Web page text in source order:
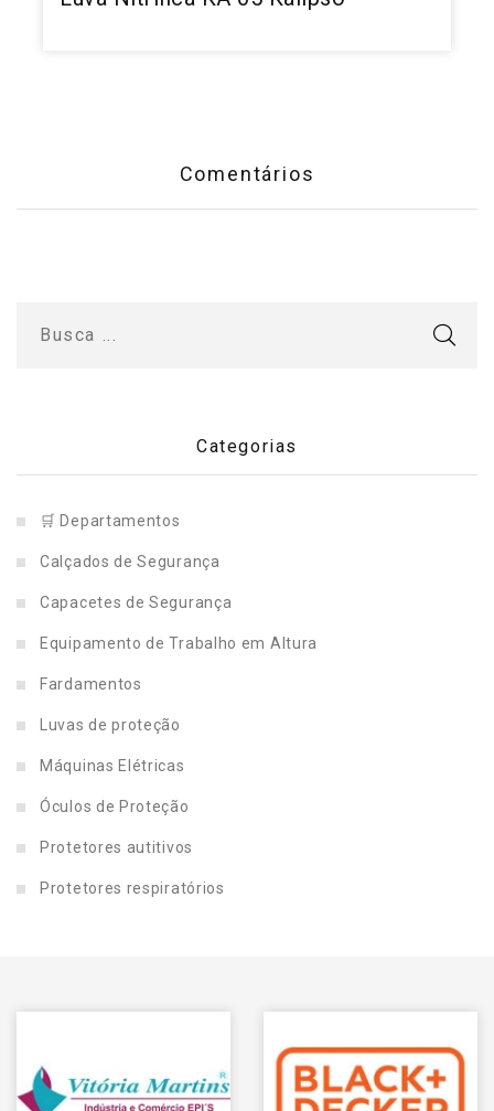
Comentários
Categorias
🛒 Departamentos
Calçados de Segurança
Capacetes de Segurança
Equipamento de Trabalho em Altura
Fardamentos
Luvas de proteção
Máquinas Elétricas
Óculos de Proteção
Protetores autitivos
Protetores respiratórios